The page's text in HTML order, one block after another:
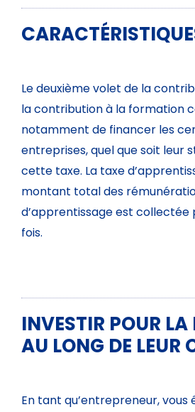
Le deuxième volet de la
la contribution à la formation
notamment de financer les
entreprises, quel que soit leur
cette taxe. La taxe
montant total des
d’apprentissage est collectée
fois.
INVESTIR POUR LA
AU LONG DE LEUR
En tant qu’entrepreneur,